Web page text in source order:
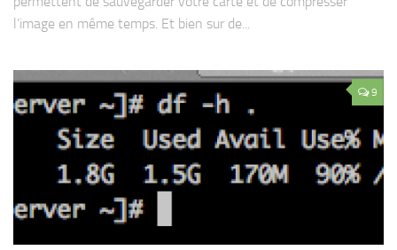
l’image en même temps. Et bien sur de...
9